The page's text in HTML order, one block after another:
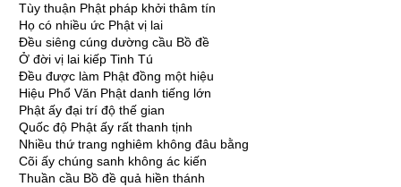
Tùy thuận Phật pháp khởi thâm tín
Họ có nhiều ức Phật vị lai
Ðều siêng cúng dường cầu Bồ đề
Ở đời vị lai kiếp Tinh Tú
Ðều được làm Phật đồng một hiệu
Hiệu Phổ Văn Phật danh tiếng lớn
Phật ấy đại trí độ thế gian
Quốc độ Phật ấy rất thanh tịnh
Nhiều thứ trang nghiêm không đâu bằng
Cõi ấy chúng sanh không ác kiến
Thuần cầu Bồ đề quả hiền thánh